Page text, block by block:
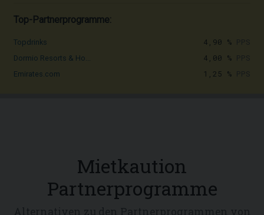
Top-Partnerprogramme:
Topdrinks 4,90 %
Dormio Resorts & Ho... 4,00 %
Emirates.com 1,25 %
Mietkaution
Partnerprogramme